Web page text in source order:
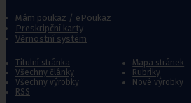
Mám poukaz / ePoukaz
Preskripční karty
Věrnostní systém
Titulní stránka
Mapa stránek
Všechny články
Rubriky
Všechny výrobky
Nové výrobky
RSS